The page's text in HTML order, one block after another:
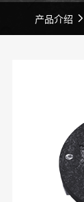
产品介绍